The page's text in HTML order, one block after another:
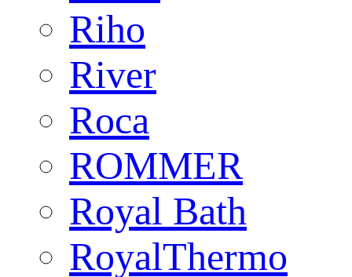
Riho
River
Roca
ROMMER
Royal Bath
RoyalThermo